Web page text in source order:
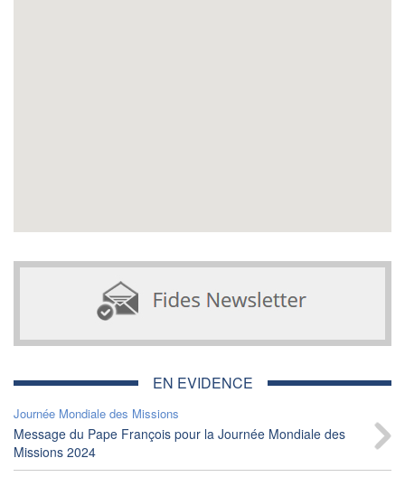
EN EVIDENCE
Journée Mondiale des Missions
Message du Pape François pour la Journée Mondiale des
Missions 2024